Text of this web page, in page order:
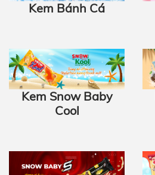
Kem Bánh Cá
Kem Snow Baby
Cool